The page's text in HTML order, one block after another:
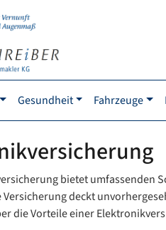
Gesundheit Fahrzeuge
bietet umfassenden
Versicherung deckt
die Vorteile einer